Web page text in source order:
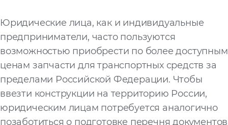
Юридические лица, как и индивидуальные
предприниматели, часто пользуются
возможностью приобрести по более доступным
ценам запчасти для транспортных средств за
пределами Российской Федерации. Чтобы
ввезти конструкции на территорию России,
юридическим лицам потребуется аналогично
позаботиться о подготовке перечня документов